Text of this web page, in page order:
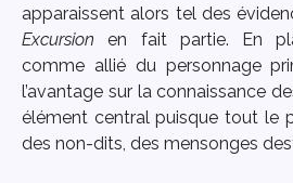
apparaissent alors tel des
Excursion en fait partie. En
comme allié du personnage
l’avantage sur la connaissance
élément central puisque tout le
des non-dits, des mensonges